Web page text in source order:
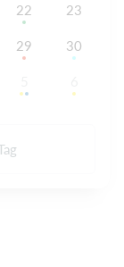
22 23
29 30